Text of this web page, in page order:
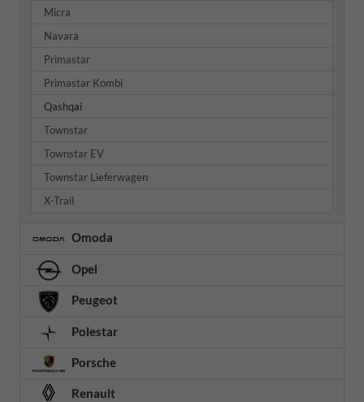
Micra
Navara
Primastar
Primastar Kombi
Qashqai
Townstar
Townstar EV
Townstar Lieferwagen
X-Trail
Omoda
Opel
Peugeot
Polestar
Porsche
Renault